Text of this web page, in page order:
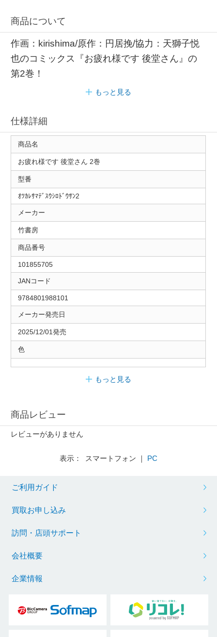
商品について
作画：kirishima/原作：円居挽/協力：天獅子悦
也のコミックス『お疲れ様です 後堂さん』の
第2巻！
もっと見る
仕様詳細
商品名
お疲れ様です 後堂さん 2巻
型番
ｵﾂｶﾚｻﾏﾃﾞｽｳｼﾛﾄﾞｳｻﾝ2
メーカー
竹書房
商品番号
101855705
JANコード
9784801988101
メーカー発売日
2025/12/01発売
色
もっと見る
商品レビュー
レビューがありません
表示： スマートフォン ｜ PC
ご利用ガイド
買取お申し込み
訪問・店頭サポート
会社概要
企業情報